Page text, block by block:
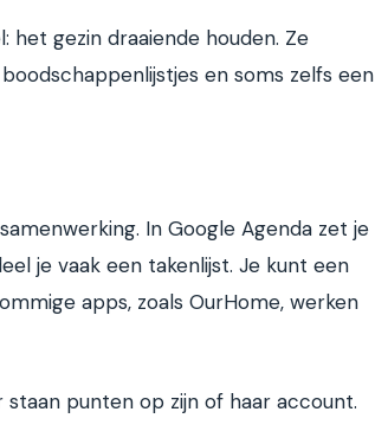
het gezin draaiende houden. Ze
en soms zelfs een
In Google Agenda zet je
je vaak een takenlijst. Je kunt een
apps, zoals OurHome, werken
punten op zijn of haar account.